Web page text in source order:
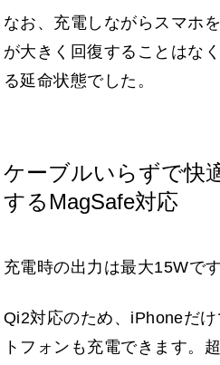
なお、充電しながらスマホ
が大きく回復することはな
る延命状態でした。
ケーブルいらずで快
するMagSafe対応
充電時の出力は最大15Wです
Qi2対応のため、iPhoneだ
トフォンも充電できます。